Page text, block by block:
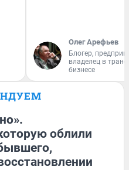
Олег Арефьев
Блогер,
владелец в
бизнесе
облили